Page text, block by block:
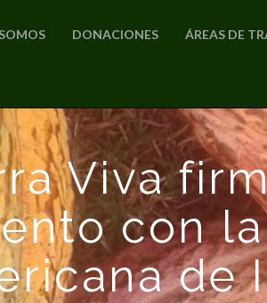
DONACIONES ÁREAS DE
Viva
con
de